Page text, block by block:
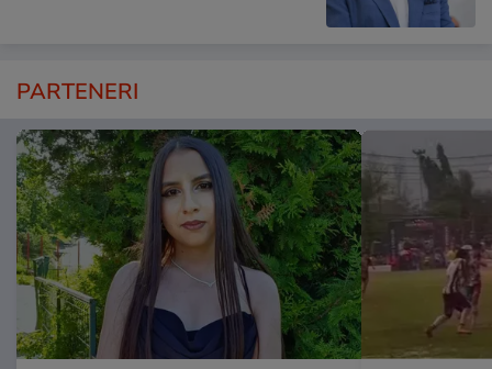
PARTENERI